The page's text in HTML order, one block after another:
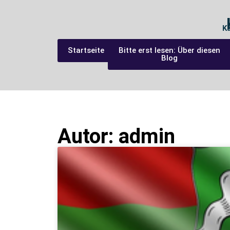
Startseite
Bitte erst lesen: Über diesen
Blog
Autor: admin